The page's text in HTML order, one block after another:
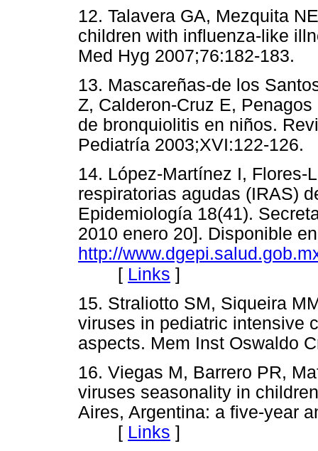
12. Talavera GA, Mezquita
children with influenza-like
Med Hyg 2007;76:182-
13. Mascareñas-de los
Z, Calderon-Cruz E,
de bronquiolitis en niños.
Pediatría 2003;XVI:122-
14. López-Martínez I, Flores-
respiratorias agudas (IRAS)
Epidemiología 18(41).
2010 enero 20]. Disponible
http://
[ Links ]
15. Straliotto SM, Siqueira
viruses in pediatric intensive
aspects. Mem Inst
16. Viegas M, Barrero PR,
viruses seasonality in
Aires, Argentina: a five-year
[ Links ]